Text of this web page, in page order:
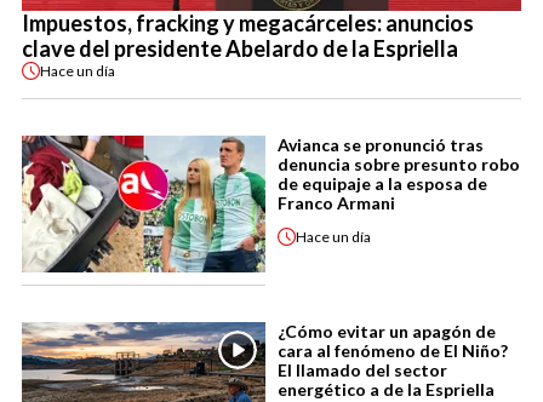
Impuestos, fracking y megacárceles: anuncios
clave del presidente Abelardo de la Espriella
Haceun día
Avianca se pronunció tras
denuncia sobre presunto robo
de equipaje a la esposa de
Franco Armani
Haceun día
¿Cómo evitar un apagón de
cara al fenómeno de El Niño?
El llamado del sector
energético a de la Espriella